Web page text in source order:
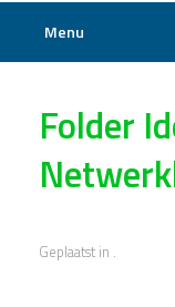
Menu
Folder
Geplaatst in .